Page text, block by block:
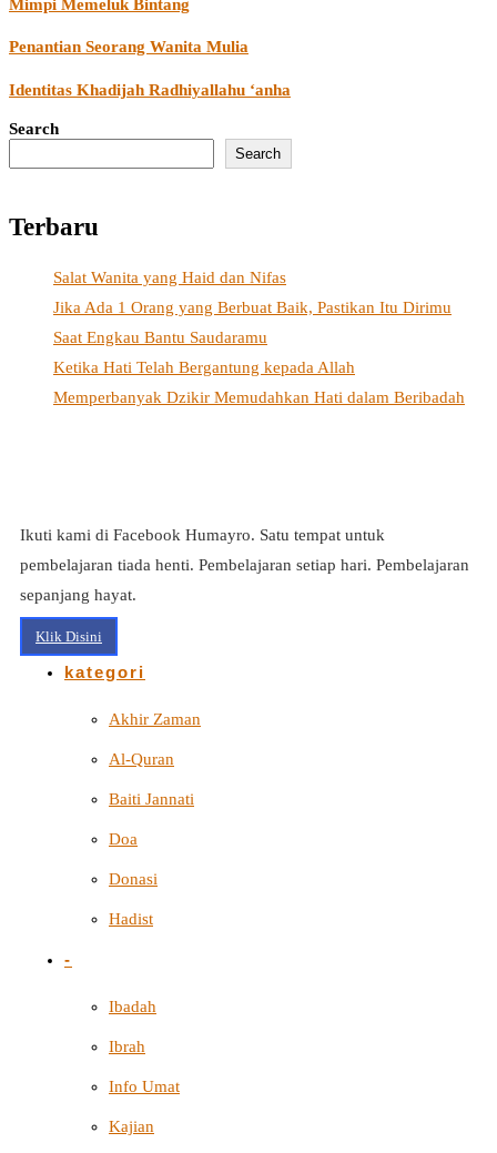
Mimpi Memeluk Bintang
Penantian Seorang Wanita Mulia
Identitas Khadijah Radhiyallahu ‘anha
Search
Search
Terbaru
Salat Wanita yang Haid dan Nifas
Jika Ada 1 Orang yang Berbuat Baik, Pastikan Itu Dirimu
Saat Engkau Bantu Saudaramu
Ketika Hati Telah Bergantung kepada Allah
Memperbanyak Dzikir Memudahkan Hati dalam Beribadah
Ikuti kami di Facebook Humayro. Satu tempat untuk
pembelajaran tiada henti. Pembelajaran setiap hari. Pembelajaran
sepanjang hayat.
Klik Disini
kategori
Akhir Zaman
Al-Quran
Baiti Jannati
Doa
Donasi
Hadist
-
Ibadah
Ibrah
Info Umat
Kajian